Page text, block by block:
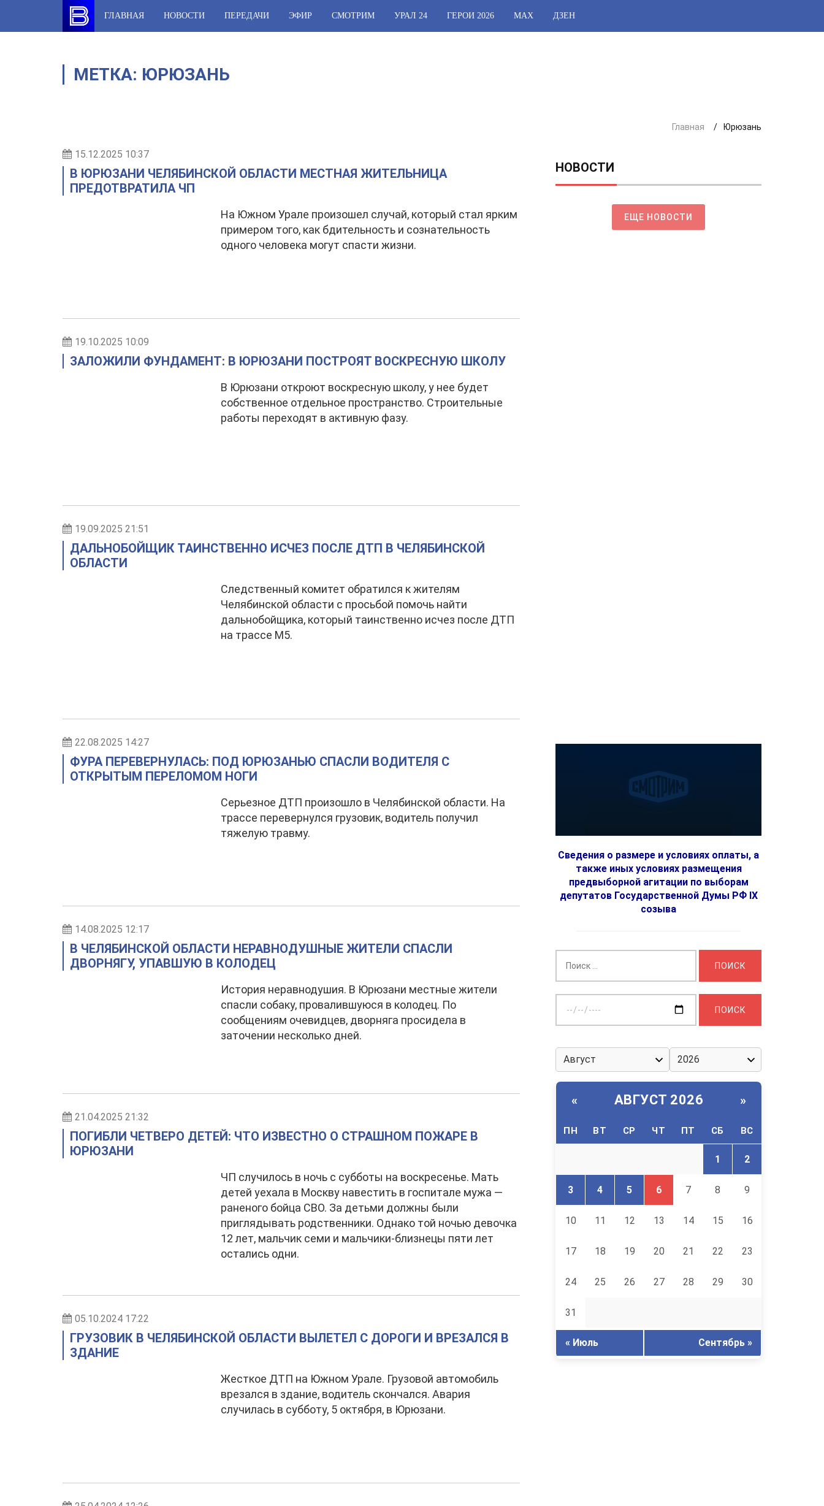
content
ГЛАВНАЯ НОВОСТИ ПЕРЕДАЧИ ЭФИР СМОТРИМ УРАЛ 24 ГЕРОИ 2026 МАХ ДЗЕН
МЕТКА: ЮРЮЗАНЬ
Главная Юрюзань
15.12.2025 10:37
В ЮРЮЗАНИ ЧЕЛЯБИНСКОЙ ОБЛАСТИ МЕСТНАЯ ЖИТЕЛЬНИЦА
ПРЕДОТВРАТИЛА ЧП
На Южном Урале произошел случай, который стал ярким
примером того, как бдительность и сознательность
одного человека могут спасти жизни.
19.10.2025 10:09
ЗАЛОЖИЛИ ФУНДАМЕНТ: В ЮРЮЗАНИ ПОСТРОЯТ ВОСКРЕСНУЮ ШКОЛУ
В Юрюзани откроют воскресную школу, у нее будет
собственное отдельное пространство. Строительные
работы переходят в активную фазу.
19.09.2025 21:51
ДАЛЬНОБОЙЩИК ТАИНСТВЕННО ИСЧЕЗ ПОСЛЕ ДТП В ЧЕЛЯБИНСКОЙ
ОБЛАСТИ
Следственный комитет обратился к жителям
Челябинской области с просьбой помочь найти
дальнобойщика, который таинственно исчез после ДТП
на трассе М5.
22.08.2025 14:27
ФУРА ПЕРЕВЕРНУЛАСЬ: ПОД ЮРЮЗАНЬЮ СПАСЛИ ВОДИТЕЛЯ С
ОТКРЫТЫМ ПЕРЕЛОМОМ НОГИ
Серьезное ДТП произошло в Челябинской области. На
трассе перевернулся грузовик, водитель получил
тяжелую травму.
14.08.2025 12:17
В ЧЕЛЯБИНСКОЙ ОБЛАСТИ НЕРАВНОДУШНЫЕ ЖИТЕЛИ СПАСЛИ
ДВОРНЯГУ, УПАВШУЮ В КОЛОДЕЦ
История неравнодушия. В Юрюзани местные жители
спасли собаку, провалившуюся в колодец. По
сообщениям очевидцев, дворняга просидела в
заточении несколько дней.
21.04.2025 21:32
ПОГИБЛИ ЧЕТВЕРО ДЕТЕЙ: ЧТО ИЗВЕСТНО О СТРАШНОМ ПОЖАРЕ В
ЮРЮЗАНИ
ЧП случилось в ночь с субботы на воскресенье. Мать
детей уехала в Москву навестить в госпитале мужа —
раненого бойца СВО. За детьми должны были
приглядывать родственники. Однако той ночью девочка
12 лет, мальчик семи и мальчики-близнецы пяти лет
остались одни.
05.10.2024 17:22
ГРУЗОВИК В ЧЕЛЯБИНСКОЙ ОБЛАСТИ ВЫЛЕТЕЛ С ДОРОГИ И ВРЕЗАЛСЯ В
ЗДАНИЕ
Жесткое ДТП на Южном Урале. Грузовой автомобиль
врезался в здание, водитель скончался. Авария
случилась в субботу, 5 октября, в Юрюзани.
НОВОСТИ
ЕЩЕ НОВОСТИ
Сведения о размере и условиях оплаты, а
также иных условиях размещения
предвыборной агитации по выборам
депутатов Государственной Думы РФ IX
созыва
дату:
« АВГУСТ 2026 »
ПН ВТ СР ЧТ ПТ СБ ВС
1 2
3 4 5 6 7 8 9
10 11 12 13 14 15 16
17 18 19 20 21 22 23
24 25 26 27 28 29 30
31
« Июль Сентябрь »